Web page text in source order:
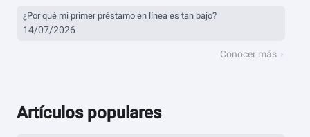
¿Por qué mi primer préstamo en línea es tan bajo?
14/07/2026
Conocer más
Artículos populares